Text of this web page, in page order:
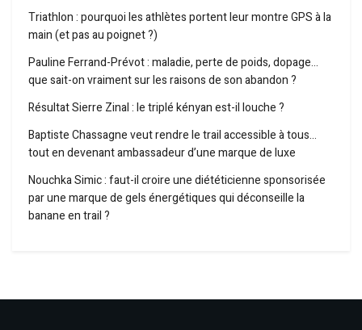
Triathlon : pourquoi les athlètes portent leur montre GPS à la
main (et pas au poignet ?)
Pauline Ferrand-Prévot : maladie, perte de poids, dopage…
que sait-on vraiment sur les raisons de son abandon ?
Résultat Sierre Zinal : le triplé kényan est-il louche ?
Baptiste Chassagne veut rendre le trail accessible à tous…
tout en devenant ambassadeur d’une marque de luxe
Nouchka Simic : faut-il croire une diététicienne sponsorisée
par une marque de gels énergétiques qui déconseille la
banane en trail ?